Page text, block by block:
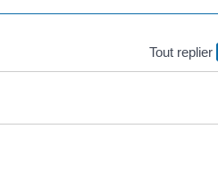
Tout replier